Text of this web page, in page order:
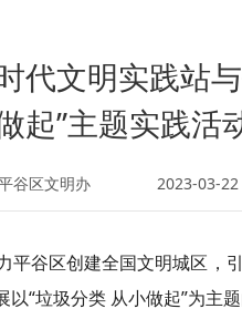
代文明实践站
起”主题实践活
谷区文明办 2023-03-22
谷区创建全国文明城区，
“垃圾分类 从小做起”为主题